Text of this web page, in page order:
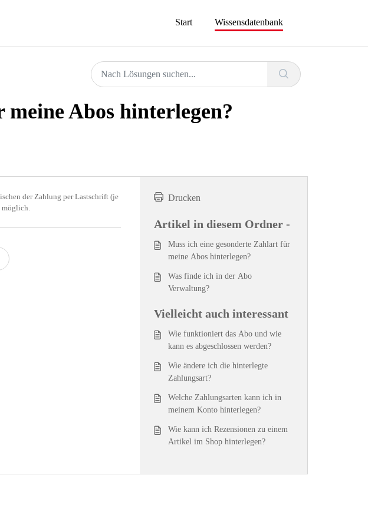
Start
Wissensdatenbank
Abos hinterlegen?
der Zahlung per Lastschrift (je
möglich.
Drucken
Artikel in diesem Ordner -
Muss ich eine gesonderte Zahlart für
meine Abos hinterlegen?
Was finde ich in der Abo
Verwaltung?
Vielleicht auch interessant
Wie funktioniert das Abo und wie
kann es abgeschlossen werden?
Wie ändere ich die hinterlegte
Zahlungsart?
Welche Zahlungsarten kann ich in
meinem Konto hinterlegen?
Wie kann ich Rezensionen zu einem
Artikel im Shop hinterlegen?